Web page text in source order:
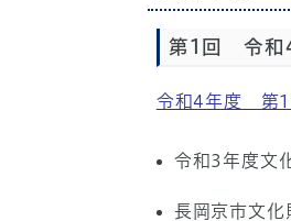
第1回 令和
令和4年度 第1
令和3年度文
長岡京市文化